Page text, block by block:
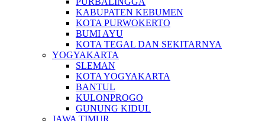
KABUPATEN KEBUMEN
KOTA PURWOKERTO
BUMI AYU
KOTA TEGAL DAN SEKITARNYA
YOGYAKARTA
SLEMAN
KOTA YOGYAKARTA
BANTUL
KULONPROGO
GUNUNG KIDUL
JAWA TIMUR